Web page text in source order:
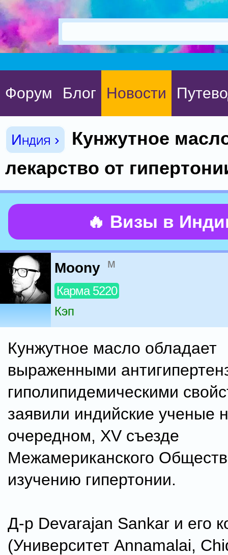
Форум Блог Новости
Индия ›
Кунжутное
лекарство от
🔥 Визы в
Moony м
Карма 5220
Кэп
Кунжутное масло обладает
выраженными
гиполипидемическими
заявили индийские ученые
очередном, XV съезде
Межамериканского
изучению гипертонии.
Д-р Devarajan Sankar и его
(Университет Annamalai,